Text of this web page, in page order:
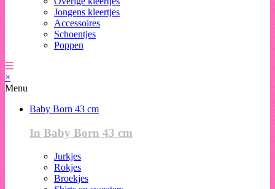
Jongens kleertjes
Accessoires
Schoentjes
Poppen
×
Menu
Baby Born 43 cm
In Baby Born 43 cm
Jurkjes
Rokjes
Broekjes